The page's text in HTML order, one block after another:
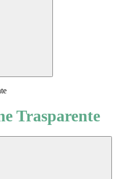
Trasparente